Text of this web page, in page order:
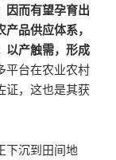
因而有望孕育出
品供应体系，
以产触需，形成
平台在农业农村
证，这也是其获
下沉到田间地